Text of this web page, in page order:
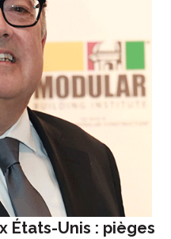
États-Unis : pièges